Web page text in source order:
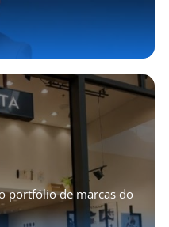
portfólio de marcas do